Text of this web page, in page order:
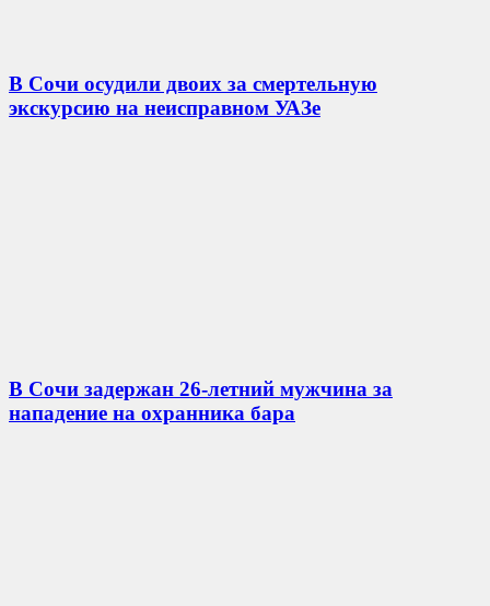
В Сочи осудили двоих за смертельную
экскурсию на неисправном УАЗе
В Сочи задержан 26-летний мужчина за
нападение на охранника бара